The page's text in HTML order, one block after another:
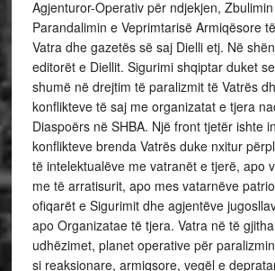
Agjenturor-Operativ për ndjekjen,
Parandalimin e Veprimtarisë Armiqësore
Vatra dhe gazetës së saj Dielli etj. Në
editorët e Diellit. Sigurimi shqiptar duket
shumë në drejtim të paralizmit të Vatrës
konflikteve të saj me organizatat e tjera
Diaspoërs në SHBA. Një front tjetër ishte
konflikteve brenda Vatrës duke nxitur
të intelektualëve me vatranët e tjerë, apo
me të arratisurit, apo mes vatarnëve
ofiqarët e Sigurimit dhe agjentëve
apo Organizatae të tjera. Vatra në të
udhëzimet, planet operative për
si reaksionare, armiqsore, vegël e